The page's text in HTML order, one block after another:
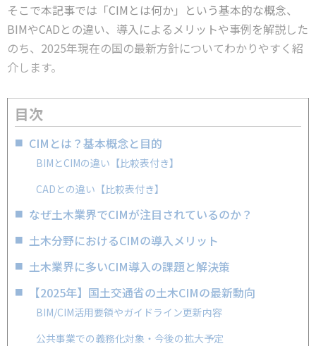
そこで本記事では「CIMとは何か」という基本的な概念、
BIMやCADとの違い、導入によるメリットや事例を解説した
のち、2025年現在の国の最新方針についてわかりやすく紹
介します。
目次
CIMとは？基本概念と目的
BIMとCIMの違い【比較表付き】
CADとの違い【比較表付き】
なぜ土木業界でCIMが注目されているのか？
土木分野におけるCIMの導入メリット
土木業界に多いCIM導入の課題と解決策
【2025年】国土交通省の土木CIMの最新動向
BIM/CIM活用要領やガイドライン更新内容
公共事業での義務化対象・今後の拡大予定